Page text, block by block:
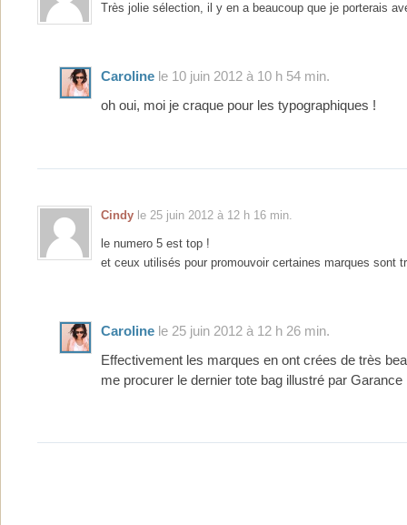
Très jolie sélection, il y en a beaucoup que je porterais
Caroline le 10 juin 2012 à 10 h 54 min.
oh oui, moi je craque pour les typographiques !
Cindy le 25 juin 2012 à 12 h 16 min.
le numero 5 est top !
et ceux utilisés pour promouvoir certaines marques sont
Caroline le 25 juin 2012 à 12 h 26 min.
Effectivement les marques en ont crées de très
me procurer le dernier tote bag illustré par Garance